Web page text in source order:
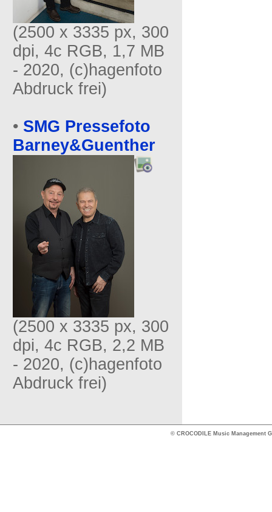
(2500 x 3335 px, 300
dpi, 4c RGB, 1,7 MB
- 2020, (c)hagenfoto
Abdruck frei)
• SMG Pressefoto
Barney&Guenther
(2500 x 3335 px, 300
dpi, 4c RGB, 2,2 MB
- 2020, (c)hagenfoto
Abdruck frei)
© CROCODILE Music Management